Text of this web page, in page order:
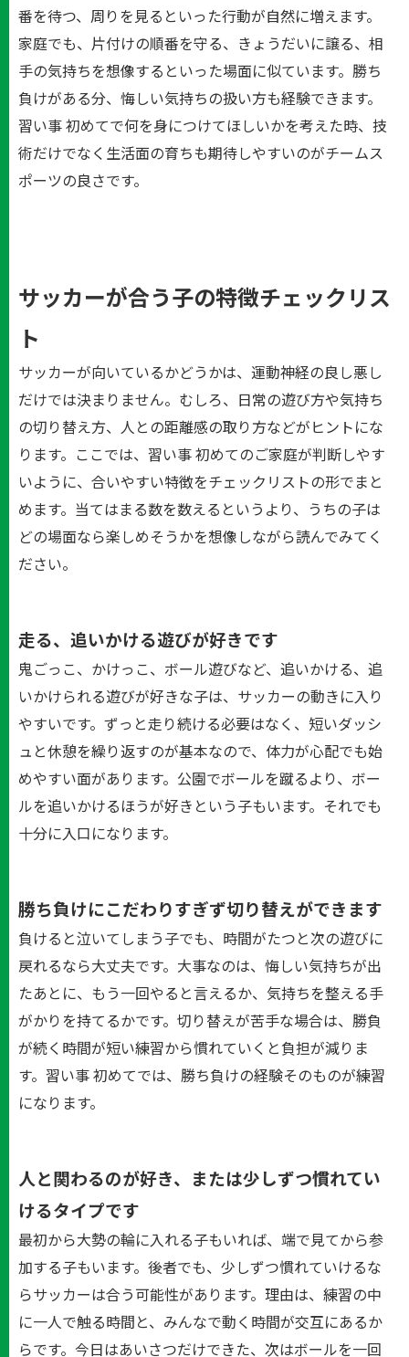
番を待つ、周りを見るといった行動が自然に増えます。
家庭でも、片付けの順番を守る、きょうだいに譲る、相
手の気持ちを想像するといった場面に似ています。勝ち
負けがある分、悔しい気持ちの扱い方も経験できます。
習い事 初めてで何を身につけてほしいかを考えた時、技
術だけでなく生活面の育ちも期待しやすいのがチームス
ポーツの良さです。
サッカーが合う子の特徴チェックリス
ト
サッカーが向いているかどうかは、運動神経の良し悪し
だけでは決まりません。むしろ、日常の遊び方や気持ち
の切り替え方、人との距離感の取り方などがヒントにな
ります。ここでは、習い事 初めてのご家庭が判断しやす
いように、合いやすい特徴をチェックリストの形でまと
めます。当てはまる数を数えるというより、うちの子は
どの場面なら楽しめそうかを想像しながら読んでみてく
ださい。
走る、追いかける遊びが好きです
鬼ごっこ、かけっこ、ボール遊びなど、追いかける、追
いかけられる遊びが好きな子は、サッカーの動きに入り
やすいです。ずっと走り続ける必要はなく、短いダッシ
ュと休憩を繰り返すのが基本なので、体力が心配でも始
めやすい面があります。公園でボールを蹴るより、ボー
ルを追いかけるほうが好きという子もいます。それでも
十分に入口になります。
勝ち負けにこだわりすぎず切り替えができます
負けると泣いてしまう子でも、時間がたつと次の遊びに
戻れるなら大丈夫です。大事なのは、悔しい気持ちが出
たあとに、もう一回やると言えるか、気持ちを整える手
がかりを持てるかです。切り替えが苦手な場合は、勝負
が続く時間が短い練習から慣れていくと負担が減りま
す。習い事 初めてでは、勝ち負けの経験そのものが練習
になります。
人と関わるのが好き、または少しずつ慣れてい
けるタイプです
最初から大勢の輪に入れる子もいれば、端で見てから参
加する子もいます。後者でも、少しずつ慣れていけるな
らサッカーは合う可能性があります。理由は、練習の中
に一人で触る時間と、みんなで動く時間が交互にあるか
らです。今日はあいさつだけできた、次はボールを一回